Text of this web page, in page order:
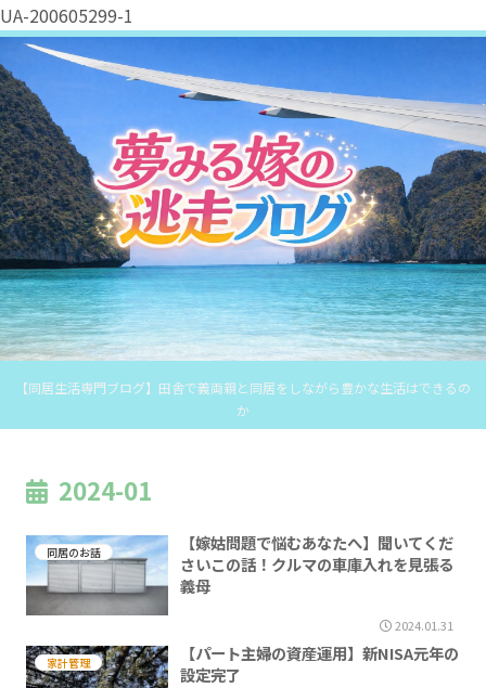
UA-200605299-1
【同居生活専門ブログ】田舎で義両親と同居をしながら豊かな生活はできるの
か
2024-01
同居のお話
【嫁姑問題で悩むあなたへ】聞いてくだ
さいこの話！クルマの車庫入れを見張る
義母
2024.01.31
家計管理
【パート主婦の資産運用】新NISA元年の
設定完了